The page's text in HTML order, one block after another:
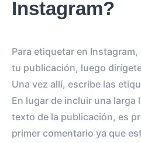
Instagram?
Para etiquetar en
tu publicación, luego
Una vez allí, escribe las
En lugar de incluir una larga
texto de la publicación, es
primer comentario ya que